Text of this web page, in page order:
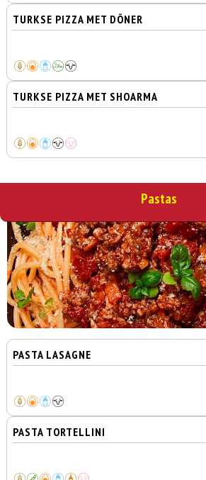
TURKSE PIZZA MET DÖNER
TURKSE PIZZA MET SHOARMA
Pastas
PASTA LASAGNE
PASTA TORTELLINI